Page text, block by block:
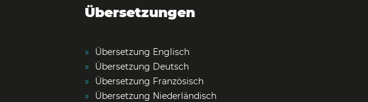
Übersetzungen
Übersetzung Englisch
Übersetzung Deutsch
Übersetzung Französisch
Übersetzung Niederländisch